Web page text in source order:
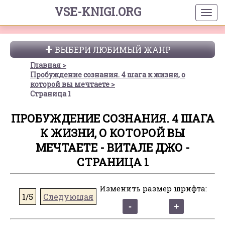
VSE-KNIGI.ORG
ВЫБЕРИ ЛЮБИМЫЙ ЖАНР
Главная
Пробуждение сознания. 4 шага к жизни, о
которой вы мечтаете
Страница 1
ПРОБУЖДЕНИЕ СОЗНАНИЯ. 4 ШАГА
К ЖИЗНИ, О КОТОРОЙ ВЫ
МЕЧТАЕТЕ - ВИТАЛЕ ДЖО -
СТРАНИЦА 1
1/5 Следующая
Изменить размер шрифта: